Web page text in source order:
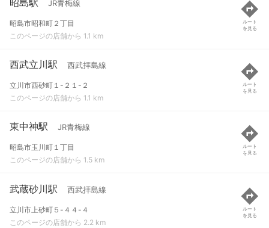
JR青梅線
昭島市昭和町２丁目
このページの店舗から 1.1 km
ルート
を見る
西武立川駅 西武拝島線
立川市西砂町１-２１-２
このページの店舗から 1.1 km
ルート
を見る
東中神駅 JR青梅線
昭島市玉川町１丁目
このページの店舗から 1.5 km
ルート
を見る
武蔵砂川駅 西武拝島線
立川市上砂町５-４４-４
このページの店舗から 2.2 km
ルート
を見る